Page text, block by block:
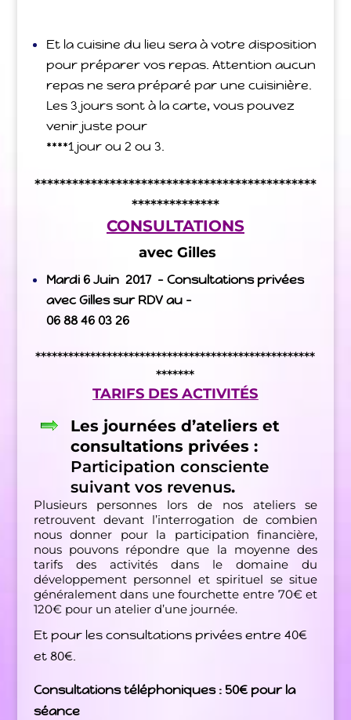
Et la cuisine du lieu sera à votre disposition
pour préparer vos repas. Attention aucun
repas ne sera préparé par une cuisinière.
Les 3 jours sont à la carte, vous pouvez
venir juste pour
****1 jour ou 2 ou 3.
*********************************************
**************
CONSULTATIONS
avec Gilles
Mardi 6 Juin 2017 – Consultations privées
avec Gilles sur RDV au –
06 88 46 03 26
***************************************************
*******
TARIFS DES ACTIVITÉS
Les journées d’ateliers et
consultations privées :
Participation consciente
suivant vos revenus.
Plusieurs personnes lors de nos ateliers se
retrouvent devant l’interrogation de combien
nous donner pour la participation financière,
nous pouvons répondre que la moyenne des
tarifs des activités dans le domaine du
développement personnel et spirituel se situe
généralement dans une fourchette entre 70€ et
120€ pour un atelier d’une journée.
Et pour les consultations privées entre 40€
et 80€.
Consultations téléphoniques : 50€ pour la
séance